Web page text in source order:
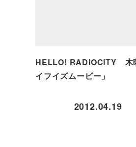
HELLO! RADIOCITY 木
イフイズムービー」
2012.04.19